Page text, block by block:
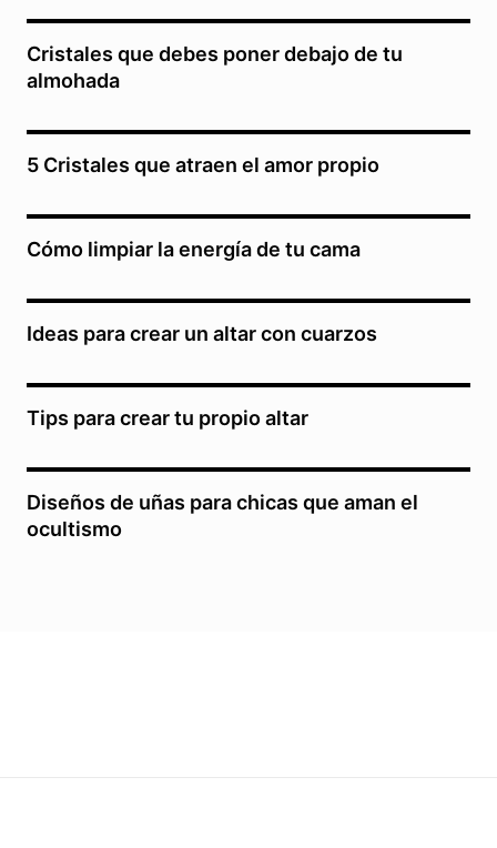
Cristales que debes poner debajo de tu
almohada
5 Cristales que atraen el amor propio
Cómo limpiar la energía de tu cama
Ideas para crear un altar con cuarzos
Tips para crear tu propio altar
Diseños de uñas para chicas que aman el
ocultismo